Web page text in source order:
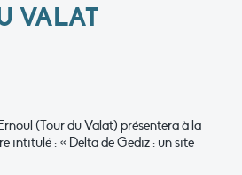
VALAT
(Tour du Valat) présentera à la
intitulé : « Delta de Gediz : un site